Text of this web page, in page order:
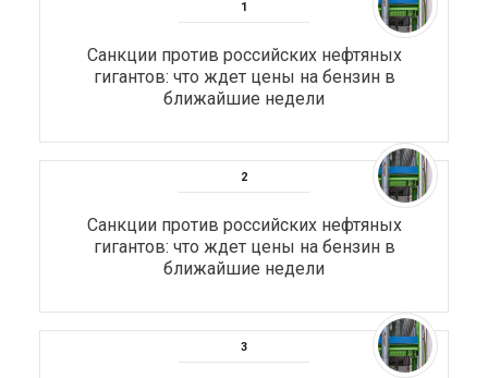
Санкции против российских нефтяных
гигантов: что ждет цены на бензин в
ближайшие недели
Санкции против российских нефтяных
гигантов: что ждет цены на бензин в
ближайшие недели